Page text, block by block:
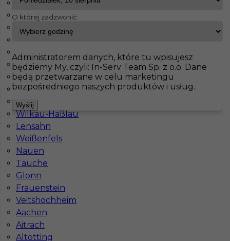
InServ Oferty pracy
Bisingen
Schorndorf
Seubersdorf
Oberharz am Brocken
Schöps
Dillingen
Barleben
Vellmar
Wilkau-Haßlau
Lensahn
Weißenfels
Nauen
Tauche
Glonn
Frauenstein
Veitshöchheim
Aachen
Aitrach
Altötting
Murarz praca zagranica
Kategoria Prace budowlane
Lokalizacja Niemcy
Wymagane języki
Stawka 14 - 16 € / h
O której zadzwonić:
Administratorem danych, które tu wpisujesz
będziemy My, czyli: In-Serv Team Sp. z o.o. Dane
będą przetwarzane w celu marketingu
bezpośredniego naszych produktów i usług.
Wyślij